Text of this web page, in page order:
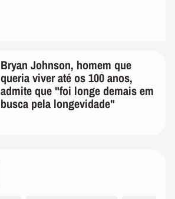
Bryan Johnson, homem que
queria viver até os 100 anos,
admite que "foi longe demais em
busca pela longevidade"